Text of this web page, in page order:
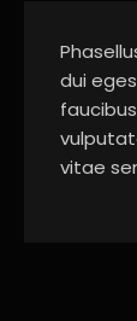
dui
vitae